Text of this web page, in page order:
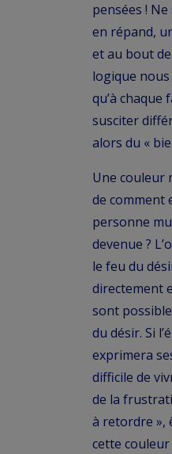
pensées !
en répand,
et au bout
logique
qu’à
susciter
alors du «
Une couleur
de comment
personne
devenue ?
le feu du
directement
sont
du désir. Si
exprimera
difficile de
de la
à retordre »,
cette couleur